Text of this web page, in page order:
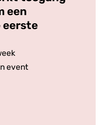
een
eerste
event